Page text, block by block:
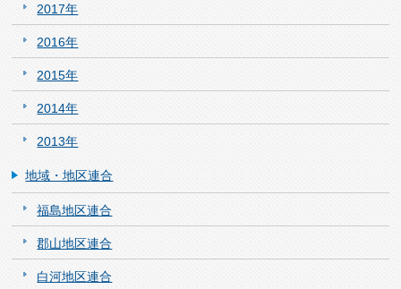
2017年
2016年
2015年
2014年
2013年
地域・地区連合
福島地区連合
郡山地区連合
白河地区連合